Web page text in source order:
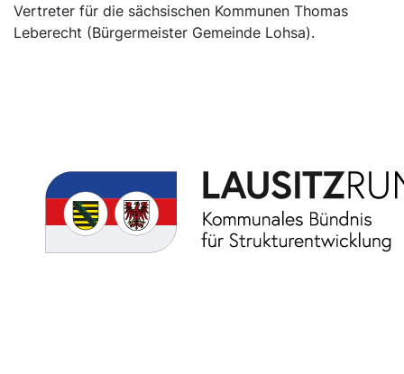
Vertreter für die sächsischen Kommunen Thomas
Leberecht (Bürgermeister Gemeinde Lohsa).